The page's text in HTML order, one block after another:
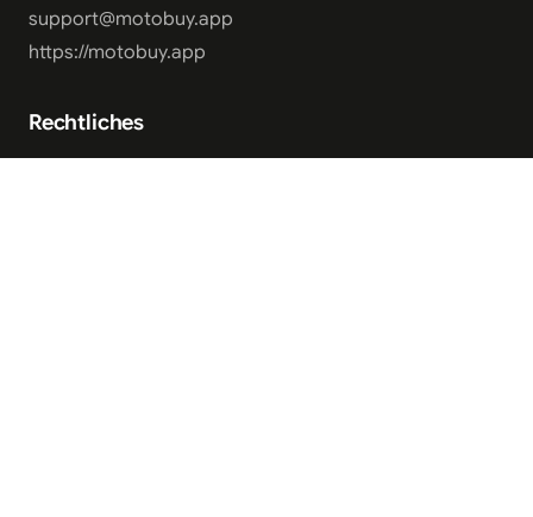
support@motobuy.app
https://motobuy.app
Rechtliches